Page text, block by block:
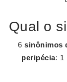
Qual o
6sinônimos
peripécia: 1